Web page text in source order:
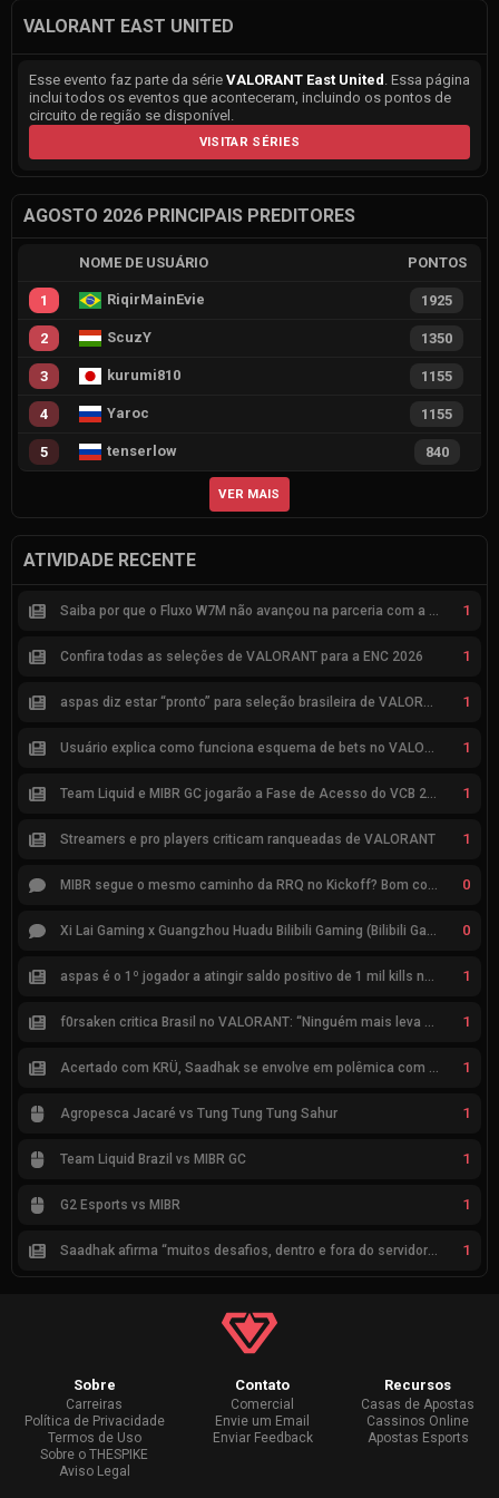
VALORANT EAST UNITED
Esse evento faz parte da série VALORANT East United . Essa página
inclui todos os eventos que aconteceram, incluindo os pontos de
circuito de região se disponível.
VISITAR SÉRIES
AGOSTO 2026 PRINCIPAIS PREDITORES
NOME DE USUÁRIO PONTOS
1 RiqirMainEvie 1925
2 ScuzY 1350
3 kurumi810 1155
4 Yaroc 1155
5 tenserlow 840
VER MAIS
ATIVIDADE RECENTE
Saiba por que o Fluxo W7M não avançou na parceria com a Riot 1
Confira todas as seleções de VALORANT para a ENC 2026 1
aspas diz estar “pronto” para seleção brasileira de VALORANT 1
Usuário explica como funciona esquema de bets no VALORANT 1
Team Liquid e MIBR GC jogarão a Fase de Acesso do VCB 2026 1
Streamers e pro players criticam ranqueadas de VALORANT 1
MIBR segue o mesmo caminho da RRQ no Kickoff? Bom começo, mas risco de eliminação hoje 0
Xi Lai Gaming x Guangzhou Huadu Bilibili Gaming (Bilibili Gaming) 0
aspas é o 1º jogador a atingir saldo positivo de 1 mil kills no VCT 1
f0rsaken critica Brasil no VALORANT: “Ninguém mais leva a sério” 1
Acertado com KRÜ, Saadhak se envolve em polêmica com keznit 1
Agropesca Jacaré vs Tung Tung Tung Sahur 1
Team Liquid Brazil vs MIBR GC 1
G2 Esports vs MIBR 1
Saadhak afirma “muitos desafios, dentro e fora do servidor” sobre a jornada até a classificação 1
Sobre
Carreiras
Política de Privacidade
Termos de Uso
Sobre o THESPIKE
Aviso Legal
Contato
Comercial
Envie um Email
Enviar Feedback
Recursos
Casas de Apostas
Cassinos Online
Apostas Esports